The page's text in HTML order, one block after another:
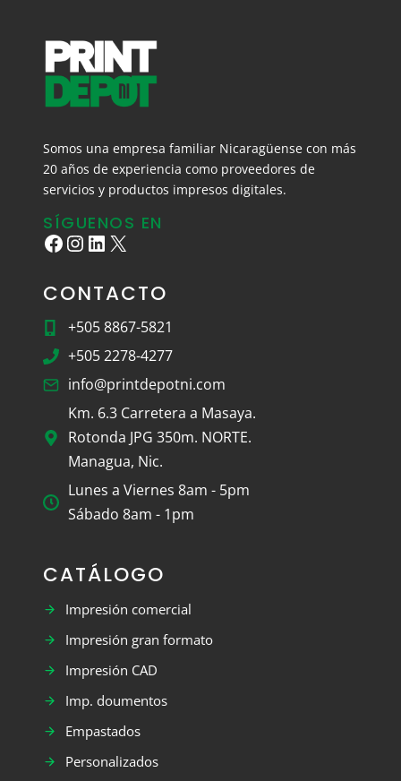
Somos una empresa familiar Nicaragüense con más
20 años de experiencia como proveedores de
servicios y productos impresos digitales.
SÍGUENOS EN
Facebook
Instagram
LinkedIn
X
CONTACTO
+505 8867-5821
+505 2278-4277
info@printdepotni.com
Km. 6.3 Carretera a Masaya.
Rotonda JPG 350m. NORTE.
Managua, Nic.
Lunes a Viernes 8am - 5pm
Sábado 8am - 1pm
CATÁLOGO
Impresión comercial
Impresión gran formato
Impresión CAD
Imp. doumentos
Empastados
Personalizados